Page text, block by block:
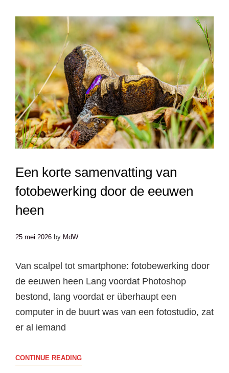
DIE
JE
IN
BEWEGING
ZET
Een korte samenvatting van
fotobewerking door de eeuwen
heen
25 mei 2026 by MdW
Van scalpel tot smartphone: fotobewerking door
de eeuwen heen Lang voordat Photoshop
bestond, lang voordat er überhaupt een
computer in de buurt was van een fotostudio, zat
er al iemand
CONTINUE READINGEEN